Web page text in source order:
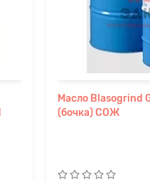
Масло Blasogrind
(бочка) СОЖ